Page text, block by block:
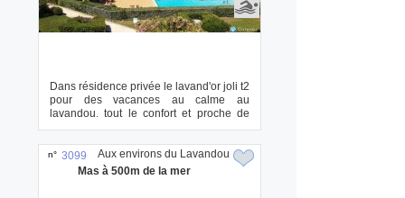
Dans résidence privée le lavand'or joli t2
pour des vacances au calme au
lavandou. tout le confort et proche de
tout c...
n° 3099
Mas à 500m de la mer
Aux environs du Lavandou